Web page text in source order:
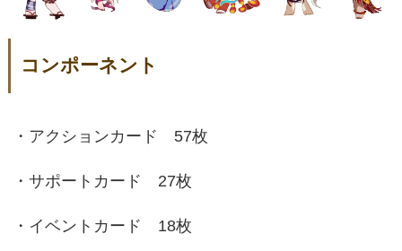
コンポーネント
・アクションカード 57枚
・サポートカード 27枚
・イベントカード 18枚